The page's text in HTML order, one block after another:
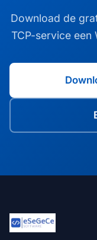
Download de
TCP-service